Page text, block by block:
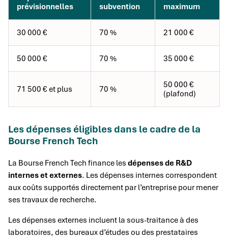
prévisionnelles
subvention
maximum
30 000 € 70 % 21 000 €
50 000 € 70 % 35 000 €
71 500 € et plus 70 %
50 000 €
(plafond)
Les dépenses éligibles dans le cadre de la
Bourse French Tech
La Bourse French Tech finance les dépenses de R&D
internes et externes. Les dépenses internes correspondent
aux coûts supportés directement par l’entreprise pour mener
ses travaux de recherche.
Les dépenses externes incluent la sous-traitance à des
laboratoires, des bureaux d’études ou des prestataires